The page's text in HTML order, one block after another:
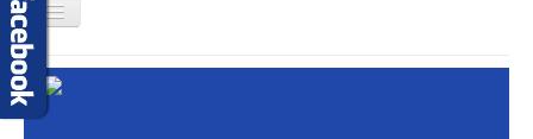
Przełącz
nawigację
Start
O nas